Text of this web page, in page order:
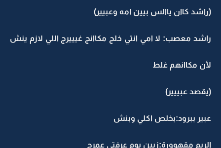
(راشد كاان ياالس بيين امه وعبيير)
راشد معصب: لا امي انتي خلج مكاانج غيييرج اللي لازم ينش
لأن مكاانهم غلط
(يقصد عبييير)
عبير ببرود:بخلص اكلي وبنش
الريم مقهوورة:زيين يوم عرفتي عمرج